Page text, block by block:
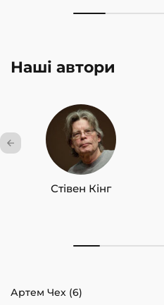
Наші автори
Стівен Кінг
Артем Чех (6)